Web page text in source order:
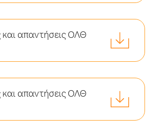
και απαντήσεις ΟΛΘ
και απαντήσεις ΟΛΘ